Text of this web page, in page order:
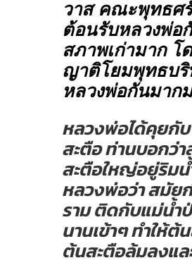
วาส คณะพุทธศ
ต้อนรับหลวงพ่อ
สภาพเก่ามาก โ
ญาติโยมพุทธบริ
หลวงพ่อกันมาก
หลวงพ่อได้คุยกับ
สะตือ ท่านบอกว่
สะตือใหญ่อยู่ริมน้
หลวงพ่อว่า สมัย
ราม ติดกับแม่น้ำ
นานเข้าๆ ทำให้ต้
ต้นสะตือล้มลงแ